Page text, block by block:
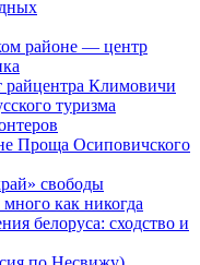
районе — центр
райцентра Климовичи
туризма
Проща Осиповичского
свободы
как никогда
белоруса: сходство и